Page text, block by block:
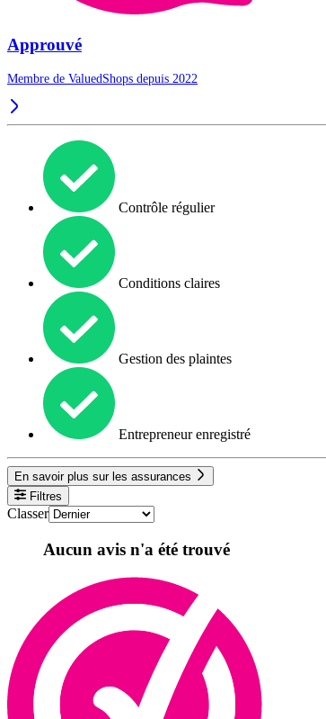
Approuvé
Membre de ValuedShops depuis 2022
Contrôle régulier
Conditions claires
Gestion des plaintes
Entrepreneur enregistré
En savoir plus sur les assurances
Filtres
Classer
Aucun avis n'a été trouvé